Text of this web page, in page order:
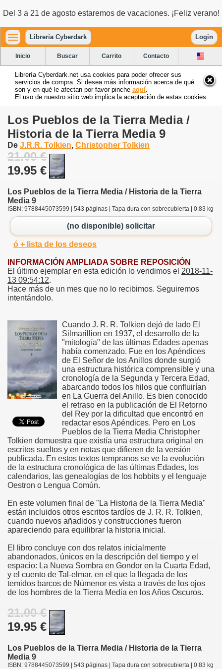
Del 3 a 21 de agosto estaremos de vacaciones. ¡Feliz verano!
Librería Cyberdark Login
Inicio Buscar Carrito Contacto
Librería Cyberdark.net usa cookies para poder ofrecer sus
servicios de compra. Si desea más información acerca de qué
son y en qué le afectan por favor pinche aquí
El uso de nuestro sitio web implica la aceptación de estas cookies.
Los Pueblos de la Tierra Media /
Historia de la Tierra Media 9
De J.R.R. Tolkien, Christopher Tolkien
21.00 €
19.95 €
Los Pueblos de la Tierra Media / Historia de la Tierra
Media 9
ISBN: 9788445073599 | 543 páginas | Tapa dura con sobrecubierta | 0.83 kg
(no disponible) solicitar
ó + lista de los deseos
INFORMACIÓN AMPLIADA SOBRE REPOSICIÓN
El último ejemplar en esta edición lo vendimos el 2018-11-
13 09:54:12.
Hace más de un mes que no lo recibimos. Seguiremos
intentándolo.
Cuando J. R. R. Tolkien dejó de lado El
Silmarillion en 1937, el desarrollo de la
"mitología" de las últimas Edades apenas
había comenzado. Fue en los Apéndices
de El Señor de los Anillos donde surgió
una estructura histórica comprensible y una
cronología de la Segunda y Tercera Edad,
abarcando todos los hilos que confluirían
en La Guerra del Anillo. Es bien conocido
el retraso en la publicación de El Retorno
del Rey por la dificultad que encontró en
redactar esos Apéndices. Pero en Los
Pueblos de la Tierra Media Christopher
Tolkien demuestra que existía una estructura original en
escritos sueltos y en notas que difieren de la versión
publicada. En estos textos tempranos se ve la evolución
de la estructura cronológica de las últimas Edades, los
calendarios, las genealogías de los hobbits y el lenguaje
Oestron o Lengua Común.
En este volumen final de "La Historia de la Tierra Media"
están incluidos otros escritos tardíos de J. R. R. Tolkien,
cuando nuevos añadidos y construcciones fueron
apareciendo para equilibrar la historia inicial.
El libro concluye con dos relatos inicialmente
abandonados, únicos en la descripción del tiempo y el
espacio: La Nueva Sombra en Gondor en la Cuarta Edad,
y el cuento de Tal-elmar, en el que la llegada de los
temidos barcos de Númenor es vista a través de los ojos
de los hombres de la Tierra Media en los Años Oscuros.
21.00 €
19.95 €
Los Pueblos de la Tierra Media / Historia de la Tierra
Media 9
ISBN: 9788445073599 | 543 páginas | Tapa dura con sobrecubierta | 0.83 kg